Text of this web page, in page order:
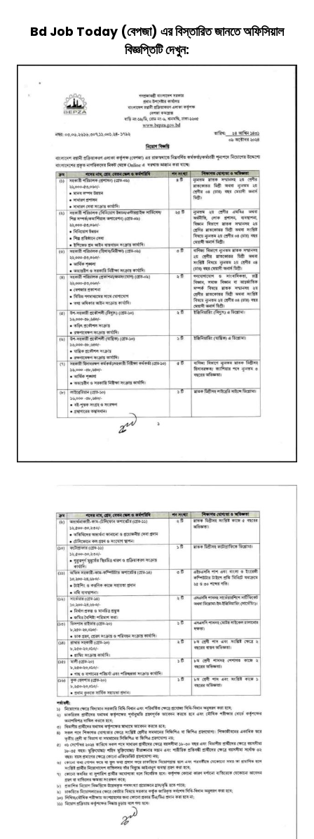
Bd Job Today (বেপজা) এর বিস্তারিত জানতে অফিসিয়াল
বিজ্ঞপ্তিটি দেখুন: